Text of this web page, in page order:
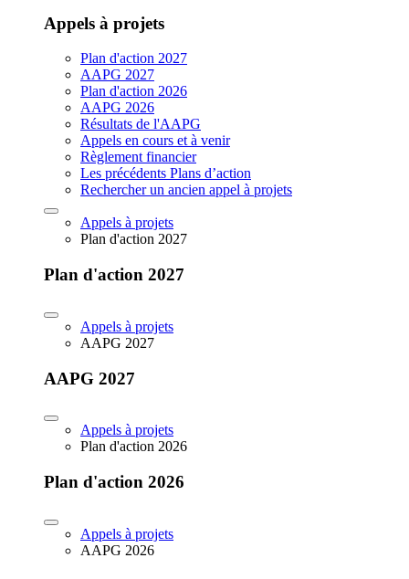
Appels à projets
Plan d'action 2027
AAPG 2027
Plan d'action 2026
AAPG 2026
Résultats de l'AAPG
Appels en cours et à venir
Règlement financier
Les précédents Plans d’action
Rechercher un ancien appel à projets
Appels à projets
Plan d'action 2027
Plan d'action 2027
Appels à projets
AAPG 2027
AAPG 2027
Appels à projets
Plan d'action 2026
Plan d'action 2026
Appels à projets
AAPG 2026